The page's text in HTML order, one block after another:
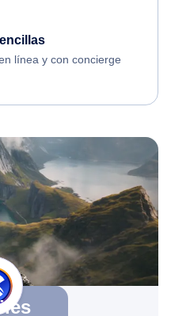
línea y con concierge